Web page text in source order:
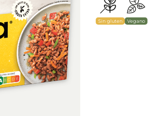
Sin gluten Vegano